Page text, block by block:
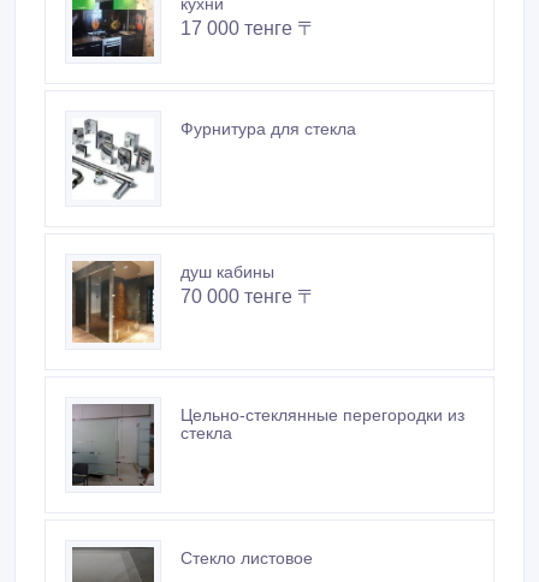
17 000 тенге 〒
Фурнитура для стекла
душ кабины
70 000 тенге 〒
Цельно-стеклянные перегородки из
стекла
Стекло листовое